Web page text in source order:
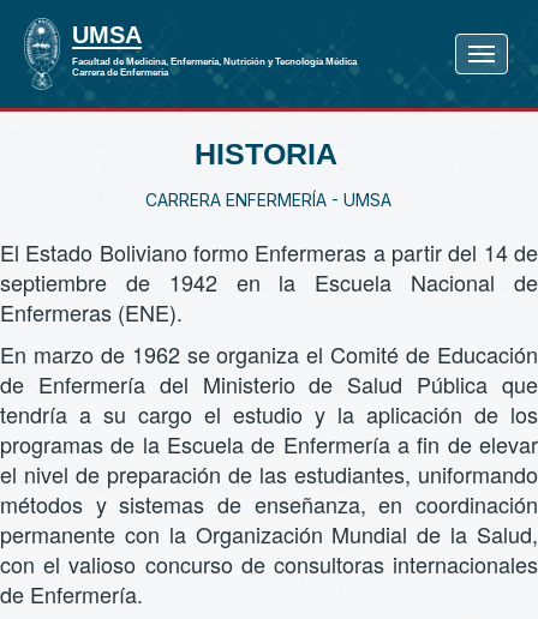
HISTORIA
CARRERA ENFERMERÍA - UMSA
El Estado Boliviano formo Enfermeras a partir del 14 de
septiembre de 1942 en la Escuela Nacional de
Enfermeras (ENE).
En marzo de 1962 se organiza el Comité de Educación
de Enfermería del Ministerio de Salud Pública que
tendría a su cargo el estudio y la aplicación de los
programas de la Escuela de Enfermería a fin de elevar
el nivel de preparación de las estudiantes, uniformando
métodos y sistemas de enseñanza, en coordinación
permanente con la Organización Mundial de la Salud,
con el valioso concurso de consultoras internacionales
de Enfermería.